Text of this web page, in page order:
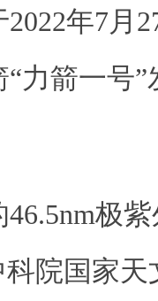
年7月
力箭一号
极紫
科院国家